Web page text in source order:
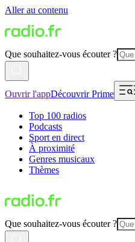
Aller au contenu
Que souhaitez-vous écouter ?
Ouvrir l'appDécouvrir Prime
Top 100 radios
Podcasts
Sport en direct
À proximité
Genres musicaux
Thèmes
Que souhaitez-vous écouter ?